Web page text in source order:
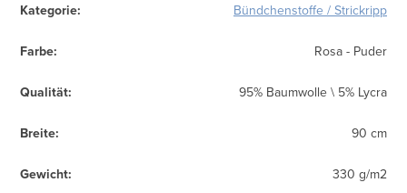
Kategorie: Bündchenstoffe / Strickripp
Farbe: Rosa - Puder
Qualität: 95% Baumwolle \ 5% Lycra
Breite: 90 cm
Gewicht: 330 g/m2